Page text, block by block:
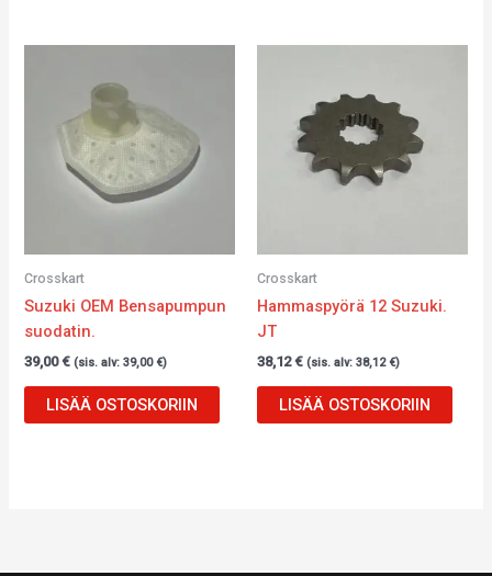
Crosskart
Suzuki OEM Bensapumpun
suodatin.
39,00€ (sis. alv:39,00 €)
LISÄÄ OSTOSKORIIN
Crosskart
Hammaspyörä 12 Suzuki.
JT
38,12€ (sis. alv: 38,12 €)
LISÄÄ OSTOSKORIIN